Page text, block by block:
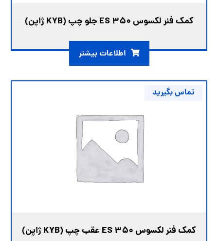
کمک فنر لکسوس ES 350 جلو چپ (KYB ژاپن)
اطلاعات بیشتر
کمک فنر لکسوس ES 350 عقب چپ (KYB ژاپن)
تماس بگیرید